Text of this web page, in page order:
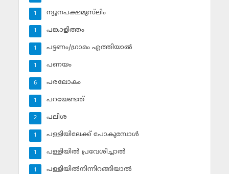
ന്യൂനപക്ഷമുസ്‌ലിം
1
പങ്കാളിത്തം
1
പട്ടണം/ഗ്രാമം എത്തിയാല്‍
1
പണയം
1
പരലോകം
6
പറയേണ്ടത്
1
പലിശ
2
പള്ളിയിലേക്ക് പോകുമ്പോള്‍
1
പള്ളിയില്‍ പ്രവേശിച്ചാല്‍
1
പള്ളിയില്‍നിന്നിറങ്ങിയാല്‍
1